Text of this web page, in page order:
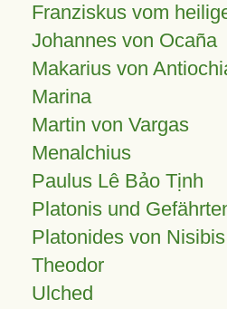
Franziskus vom
Johannes von Ocaña
Makarius von
Marina
Martin von Vargas
Menalchius
Paulus Lê Bảo Tịnh
Platonis und
Platonides von Nisibis
Theodor
Ulched